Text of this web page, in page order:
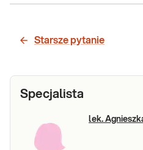
Profil aminokwasów,
Starsze pytanie
Specjalista
lek.